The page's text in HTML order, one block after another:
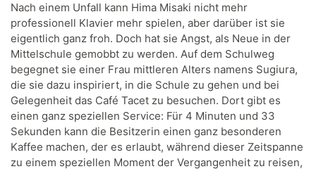
Nach einem Unfall kann Hima Misaki nicht mehr
professionell Klavier mehr spielen, aber darüber ist sie
eigentlich ganz froh. Doch hat sie Angst, als Neue in der
Mittelschule gemobbt zu werden. Auf dem Schulweg
begegnet sie einer Frau mittleren Alters namens Sugiura,
die sie dazu inspiriert, in die Schule zu gehen und bei
Gelegenheit das Café Tacet zu besuchen. Dort gibt es
einen ganz speziellen Service: Für 4 Minuten und 33
Sekunden kann die Besitzerin einen ganz besonderen
Kaffee machen, der es erlaubt, während dieser Zeitspanne
zu einem speziellen Moment der Vergangenheit zu reisen,